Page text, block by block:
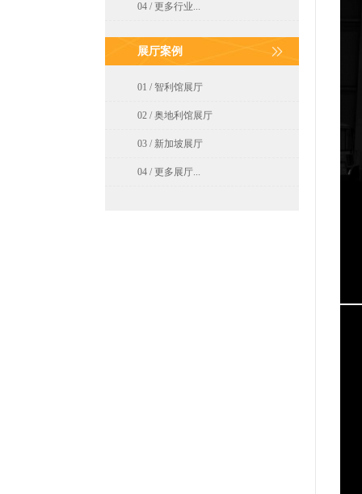
04 / 更多行业...
展厅案例
01 / 智利馆展厅
02 / 奥地利馆展厅
03 / 新加坡展厅
04 / 更多展厅...